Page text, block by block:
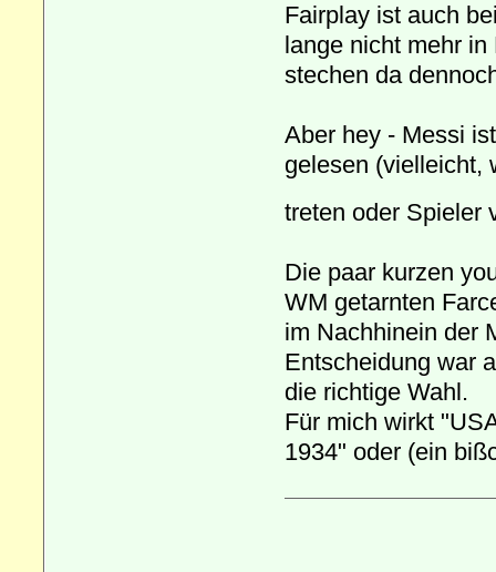
Fairplay ist auch
lange nicht mehr
stechen da
Aber hey - Messi
gelesen (vielleicht,
treten oder
Die paar kurzen
WM getarnten
im Nachhinein der
Entscheidung war
die richtige Wahl.
Für mich wirkt
1934" oder (ein